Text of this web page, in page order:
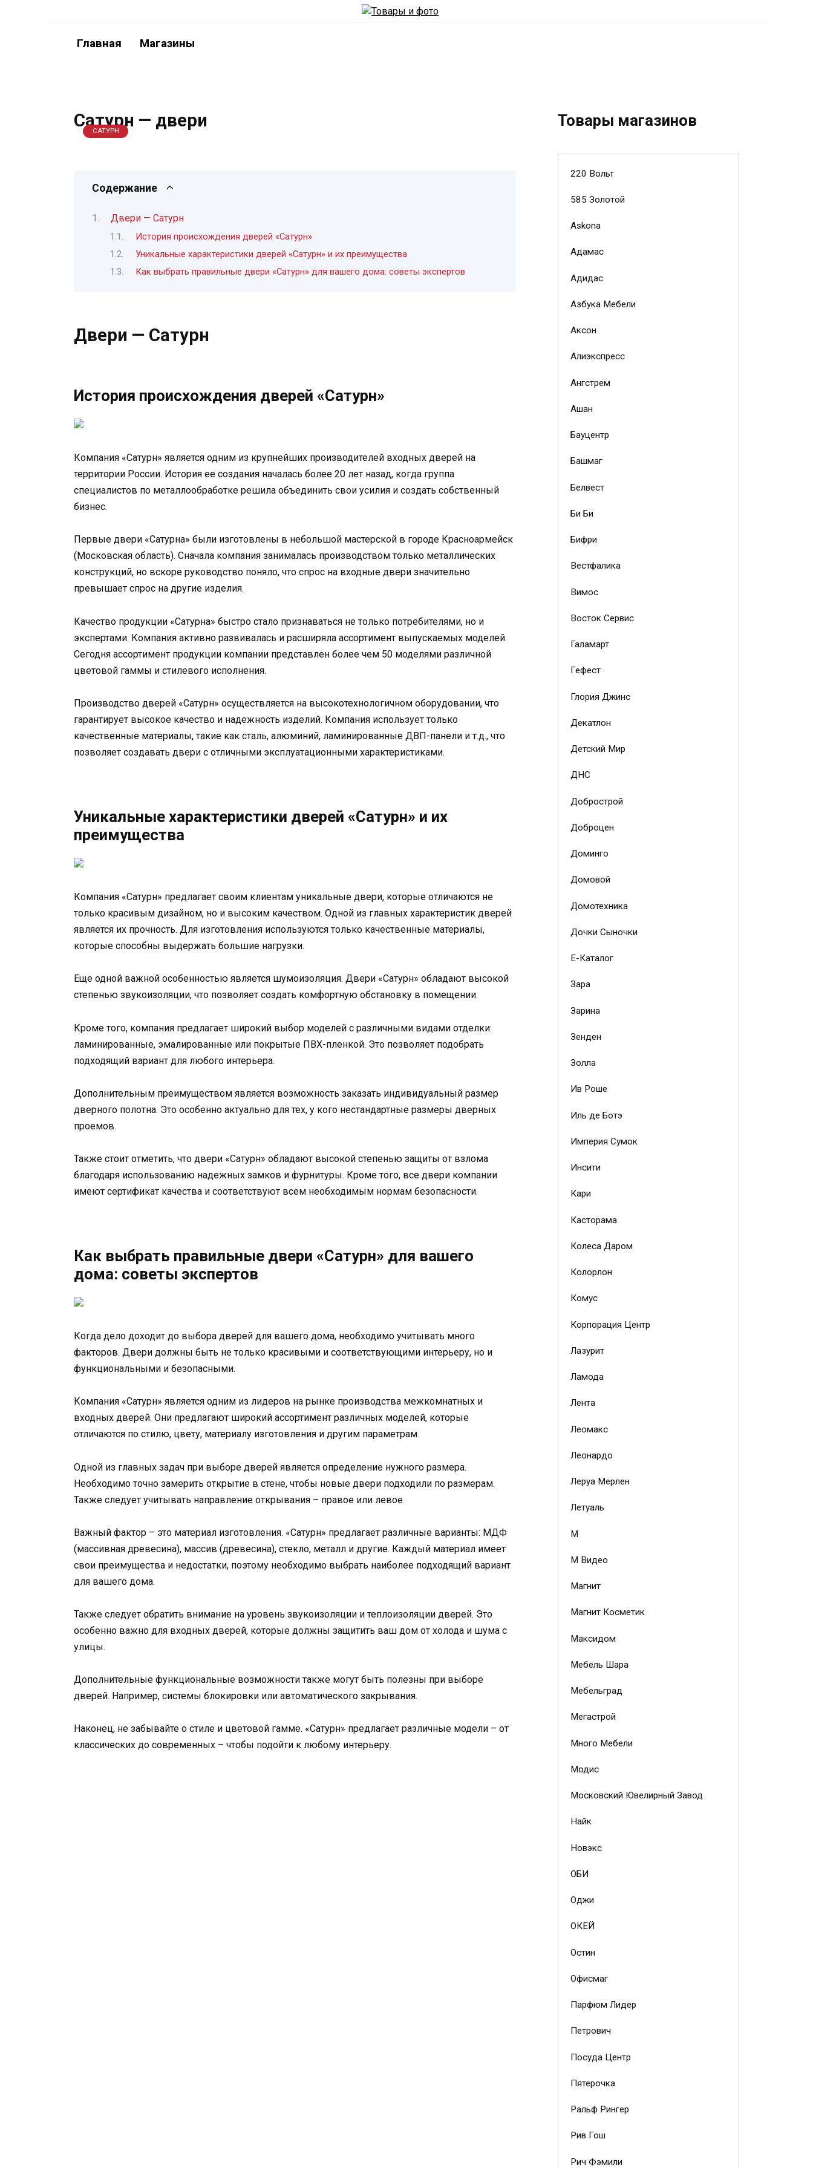
Главная Магазины
Сатурн — двери
САТУРН
Содержание
Двери — Сатурн
История происхождения дверей «Сатурн»
Уникальные характеристики дверей «Сатурн» и их преимущества
Как выбрать правильные двери «Сатурн» для вашего дома: советы экспертов
Двери — Сатурн
История происхождения дверей «Сатурн»
Компания «Сатурн» является одним из крупнейших производителей входных дверей на
территории России. История ее создания началась более 20 лет назад, когда группа
специалистов по металлообработке решила объединить свои усилия и создать собственный
бизнес.
Первые двери «Сатурна» были изготовлены в небольшой мастерской в городе Красноармейск
(Московская область). Сначала компания занималась производством только металлических
конструкций, но вскоре руководство поняло, что спрос на входные двери значительно
превышает спрос на другие изделия.
Качество продукции «Сатурна» быстро стало признаваться не только потребителями, но и
экспертами. Компания активно развивалась и расширяла ассортимент выпускаемых моделей.
Сегодня ассортимент продукции компании представлен более чем 50 моделями различной
цветовой гаммы и стилевого исполнения.
Производство дверей «Сатурн» осуществляется на высокотехнологичном оборудовании, что
гарантирует высокое качество и надежность изделий. Компания использует только
качественные материалы, такие как сталь, алюминий, ламинированные ДВП-панели и т.д., что
позволяет создавать двери с отличными эксплуатационными характеристиками.
Уникальные характеристики дверей «Сатурн» и их
преимущества
Компания «Сатурн» предлагает своим клиентам уникальные двери, которые отличаются не
только красивым дизайном, но и высоким качеством. Одной из главных характеристик дверей
является их прочность. Для изготовления используются только качественные материалы,
которые способны выдержать большие нагрузки.
Еще одной важной особенностью является шумоизоляция. Двери «Сатурн» обладают высокой
степенью звукоизоляции, что позволяет создать комфортную обстановку в помещении.
Кроме того, компания предлагает широкий выбор моделей с различными видами отделки:
ламинированные, эмалированные или покрытые ПВХ-пленкой. Это позволяет подобрать
подходящий вариант для любого интерьера.
Дополнительным преимуществом является возможность заказать индивидуальный размер
дверного полотна. Это особенно актуально для тех, у кого нестандартные размеры дверных
проемов.
Также стоит отметить, что двери «Сатурн» обладают высокой степенью защиты от взлома
благодаря использованию надежных замков и фурнитуры. Кроме того, все двери компании
имеют сертификат качества и соответствуют всем необходимым нормам безопасности.
Как выбрать правильные двери «Сатурн» для вашего
дома: советы экспертов
Когда дело доходит до выбора дверей для вашего дома, необходимо учитывать много
факторов. Двери должны быть не только красивыми и соответствующими интерьеру, но и
функциональными и безопасными.
Компания «Сатурн» является одним из лидеров на рынке производства межкомнатных и
входных дверей. Они предлагают широкий ассортимент различных моделей, которые
отличаются по стилю, цвету, материалу изготовления и другим параметрам.
Одной из главных задач при выборе дверей является определение нужного размера.
Необходимо точно замерить открытие в стене, чтобы новые двери подходили по размерам.
Также следует учитывать направление открывания – правое или левое.
Важный фактор – это материал изготовления. «Сатурн» предлагает различные варианты: МДФ
(массивная древесина), массив (древесина), стекло, металл и другие. Каждый материал имеет
свои преимущества и недостатки, поэтому необходимо выбрать наиболее подходящий вариант
для вашего дома.
Также следует обратить внимание на уровень звукоизоляции и теплоизоляции дверей. Это
особенно важно для входных дверей, которые должны защитить ваш дом от холода и шума с
улицы.
Дополнительные функциональные возможности также могут быть полезны при выборе
дверей. Например, системы блокировки или автоматического закрывания.
Наконец, не забывайте о стиле и цветовой гамме. «Сатурн» предлагает различные модели – от
классических до современных – чтобы подойти к любому интерьеру.
Товары магазинов
220 Вольт
585 Золотой
Askona
Адамас
Адидас
Азбука Мебели
Аксон
Алиэкспресс
Ангстрем
Ашан
Бауцентр
Башмаг
Белвест
Би Би
Бифри
Вестфалика
Вимос
Восток Сервис
Галамарт
Гефест
Глория Джинс
Декатлон
Детский Мир
ДНС
Добрострой
Доброцен
Доминго
Домовой
Домотехника
Дочки Сыночки
Е-Каталог
Зара
Зарина
Зенден
Золла
Ив Роше
Иль де Ботэ
Империя Сумок
Инсити
Кари
Касторама
Колеса Даром
Колорлон
Комус
Корпорация Центр
Лазурит
Ламода
Лента
Леомакс
Леонардо
Леруа Мерлен
Летуаль
М
М Видео
Магнит
Магнит Косметик
Максидом
Мебель Шара
Мебельград
Мегастрой
Много Мебели
Модис
Московский Ювелирный Завод
Найк
Новэкс
ОБИ
Оджи
ОКЕЙ
Остин
Офисмаг
Парфюм Лидер
Петрович
Посуда Центр
Пятерочка
Ральф Рингер
Рив Гош
Рич Фэмили